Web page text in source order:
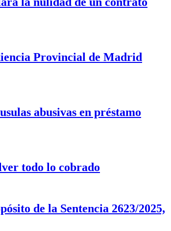
Provincial de Madrid
abusivas en préstamo
todo lo cobrado
de la Sentencia 2623/2025,